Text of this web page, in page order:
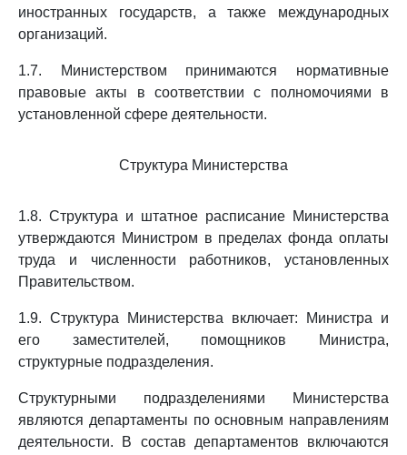
иностранных государств, а также международных
организаций.
1.7. Министерством принимаются нормативные
правовые акты в соответствии с полномочиями в
установленной сфере деятельности.
Структура Министерства
1.8. Структура и штатное расписание Министерства
утверждаются Министром в пределах фонда оплаты
труда и численности работников, установленных
Правительством.
1.9. Структура Министерства включает: Министра и
его заместителей, помощников Министра,
структурные подразделения.
Структурными подразделениями Министерства
являются департаменты по основным направлениям
деятельности. В состав департаментов включаются